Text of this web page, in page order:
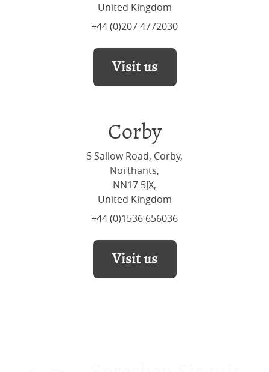
United Kingdom
+44 (0)207 4772030
Visit us
Corby
5 Sallow Road, Corby,
Northants,
NN17 5JX,
United Kingdom
+44 (0)1536 656036
Visit us